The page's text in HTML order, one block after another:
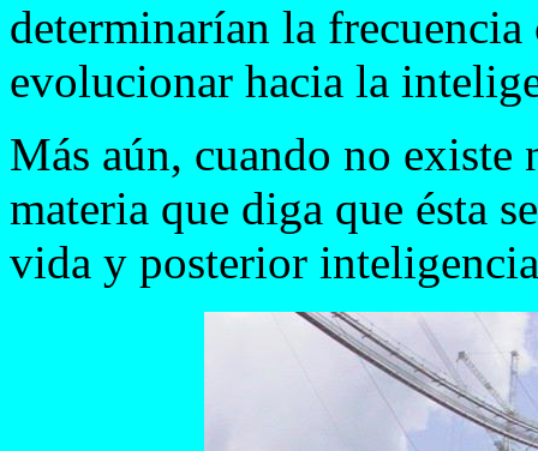
determinarían la
evolucionar hacia la
Más aún, cuando no
materia que diga que ésta
vida y posterior